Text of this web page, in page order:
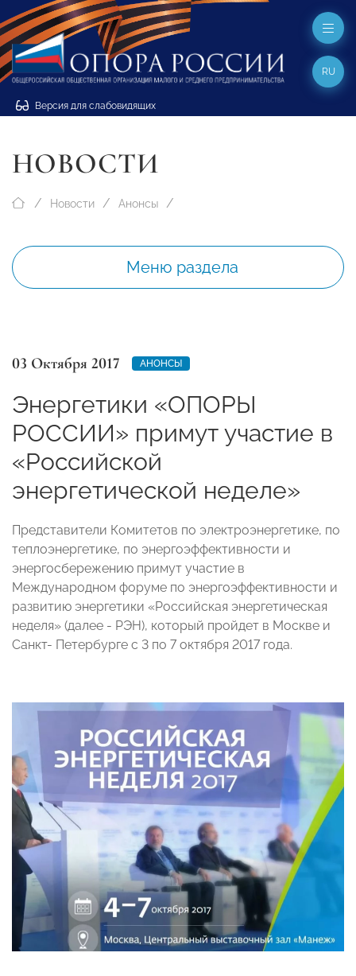
Версия для слабовидящих
RU
НОВОСТИ
Новости Анонсы
Меню раздела
03 Октября 2017 АНОНСЫ
Энергетики «ОПОРЫ
РОССИИ» примут участие в
«Российской
энергетической неделе»
Представители Комитетов по электроэнергетике, по
теплоэнергетике, по энергоэффективности и
энергосбережению примут участие в
Международном форуме по энергоэффективности и
развитию энергетики «Российская энергетическая
неделя» (далее - РЭН), который пройдет в Москве и
Санкт- Петербурге с 3 по 7 октября 2017 года.